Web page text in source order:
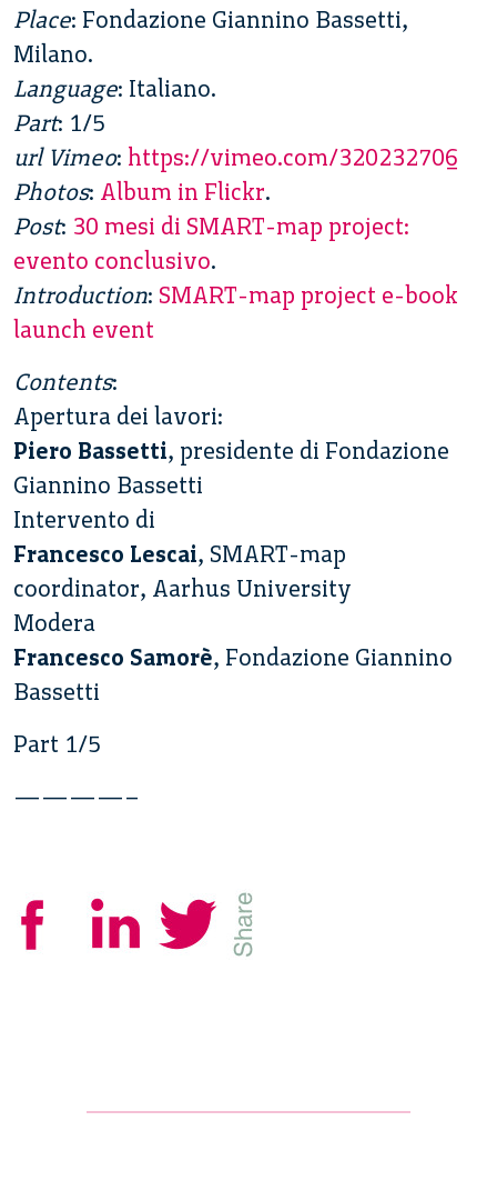
Place: Fondazione Giannino Bassetti,
Milano.
Language: Italiano.
Part: 1/5
url Vimeo: https://vimeo.com/320232706
Photos: Album in Flickr.
Post: 30 mesi di SMART-map project:
evento conclusivo.
Introduction: SMART-map project e-book
launch event
Contents:
Apertura dei lavori:
Piero Bassetti, presidente di Fondazione
Giannino Bassetti
Intervento di
Francesco Lescai, SMART-map
coordinator, Aarhus University
Modera
Francesco Samorè, Fondazione Giannino
Bassetti
Part 1/5
————–